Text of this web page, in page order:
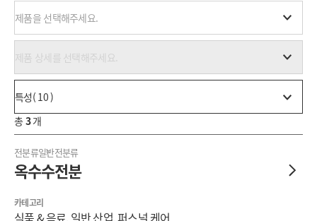
제품을 선택해주세요.
제품 상세를 선택해주세요.
특성( 10 )
총 3개
전분류일반전분류
옥수수전분
카테고리
식품 & 음료, 일반 산업, 퍼스널 케어